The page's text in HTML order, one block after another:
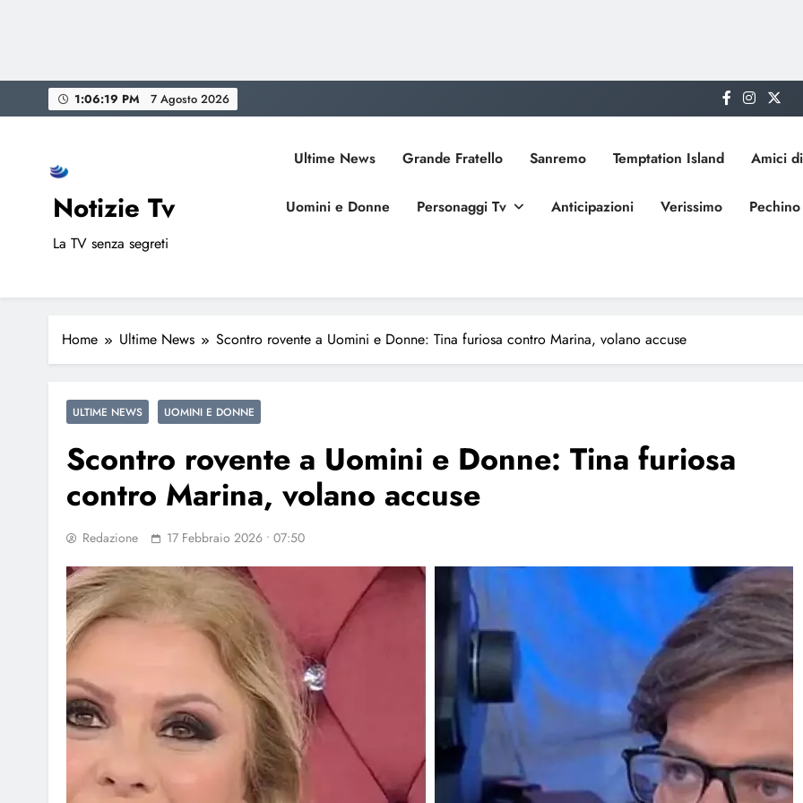
to
1:06:20 PM 7 Agosto 2026
Notizie Tv
La TV senza segreti
Ultime News Grande Fratello Sanremo Temptation Island Amici
Uomini e Donne Personaggi Tv Anticipazioni Verissimo
Home Ultime News Scontro rovente a Uomini e Donne: Tina furiosa contro Marina, volano accuse
ULTIME NEWS UOMINI E DONNE
Scontro rovente a Uomini e Donne: Tina furiosa
contro Marina, volano accuse
Redazione 17 Febbraio 2026 • 07:50